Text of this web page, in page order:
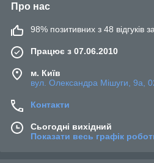
Про нас
98% позитивних з 48 відгуків
Працює з 07.06.2010
м. Київ
вул. Олександра Мішуги, 9а,
Контакти
Сьогодні вихідний
Показати весь графік